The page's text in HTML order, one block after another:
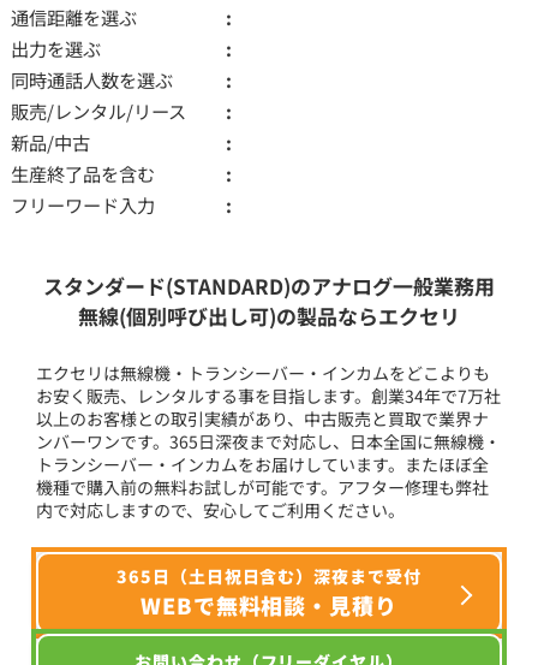
通信距離を選ぶ
出力を選ぶ
同時通話人数を選ぶ
販売/レンタル/リース
新品/中古
生産終了品を含む
フリーワード入力
スタンダード(STANDARD)のアナログ一般業務用
無線(個別呼び出し可)の製品ならエクセリ
エクセリは無線機・トランシーバー・インカムをどこよりも
お安く販売、レンタルする事を目指します。創業34年で7万社
以上のお客様との取引実績があり、中古販売と買取で業界ナ
ンバーワンです。365日深夜まで対応し、日本全国に無線機・
トランシーバー・インカムをお届けしています。またほぼ全
機種で購入前の無料お試しが可能です。アフター修理も弊社
内で対応しますので、安心してご利用ください。
365日（土日祝日含む）深夜まで受付
WEBで無料相談・見積り